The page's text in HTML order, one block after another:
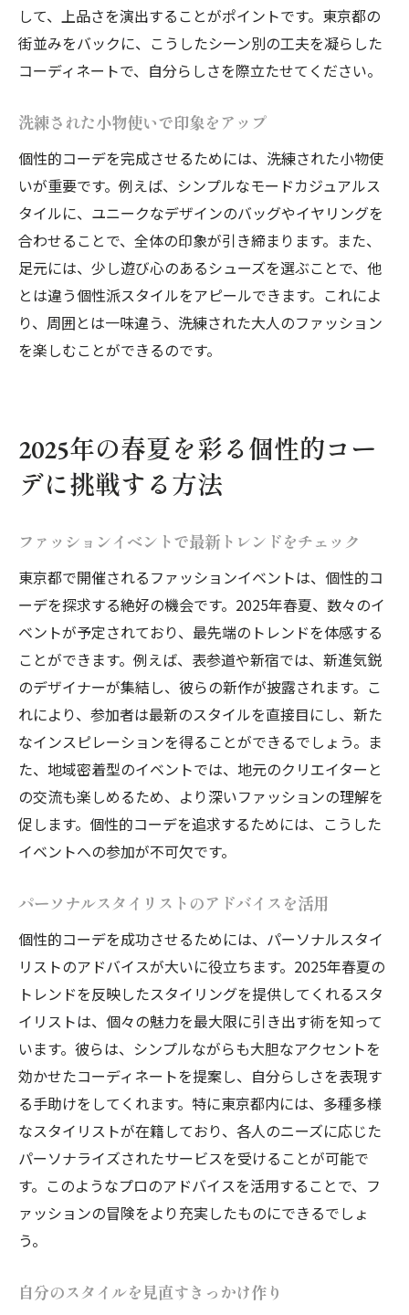
して、上品さを演出することがポイントです。東京都の
街並みをバックに、こうしたシーン別の工夫を凝らした
コーディネートで、自分らしさを際立たせてください。
洗練された小物使いで印象をアップ
個性的コーデを完成させるためには、洗練された小物使
いが重要です。例えば、シンプルなモードカジュアルス
タイルに、ユニークなデザインのバッグやイヤリングを
合わせることで、全体の印象が引き締まります。また、
足元には、少し遊び心のあるシューズを選ぶことで、他
とは違う個性派スタイルをアピールできます。これによ
り、周囲とは一味違う、洗練された大人のファッション
を楽しむことができるのです。
2025年の春夏を彩る個性的コー
デに挑戦する方法
ファッションイベントで最新トレンドをチェック
東京都で開催されるファッションイベントは、個性的コ
ーデを探求する絶好の機会です。2025年春夏、数々のイ
ベントが予定されており、最先端のトレンドを体感する
ことができます。例えば、表参道や新宿では、新進気鋭
のデザイナーが集結し、彼らの新作が披露されます。こ
れにより、参加者は最新のスタイルを直接目にし、新た
なインスピレーションを得ることができるでしょう。ま
た、地域密着型のイベントでは、地元のクリエイターと
の交流も楽しめるため、より深いファッションの理解を
促します。個性的コーデを追求するためには、こうした
イベントへの参加が不可欠です。
パーソナルスタイリストのアドバイスを活用
個性的コーデを成功させるためには、パーソナルスタイ
リストのアドバイスが大いに役立ちます。2025年春夏の
トレンドを反映したスタイリングを提供してくれるスタ
イリストは、個々の魅力を最大限に引き出す術を知って
います。彼らは、シンプルながらも大胆なアクセントを
効かせたコーディネートを提案し、自分らしさを表現す
る手助けをしてくれます。特に東京都内には、多種多様
なスタイリストが在籍しており、各人のニーズに応じた
パーソナライズされたサービスを受けることが可能で
す。このようなプロのアドバイスを活用することで、フ
ァッションの冒険をより充実したものにできるでしょ
う。
自分のスタイルを見直すきっかけ作り